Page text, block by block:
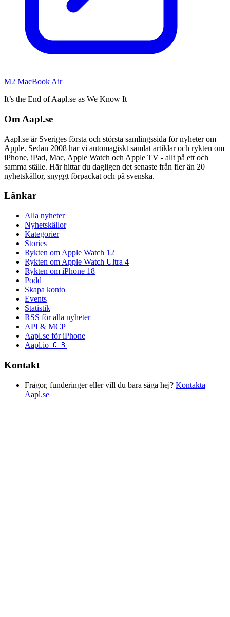
M2 MacBook Air
It’s the End of Aapl.se as We Know It
Om Aapl.se
Aapl.se är Sveriges första och största samlingssida för nyheter om
Apple. Sedan 2008 har vi automagiskt samlat artiklar och rykten om
iPhone, iPad, Mac, Apple Watch och Apple TV - allt på ett och
samma ställe. Här hittar du dagligen det senaste från fler än 20
nyhetskällor, snyggt förpackat och på svenska.
Länkar
Alla nyheter
Nyhetskällor
Kategorier
Stories
Rykten om Apple Watch 12
Rykten om Apple Watch Ultra 4
Rykten om iPhone 18
Podd
Skapa konto
Events
Statistik
RSS för alla nyheter
API & MCP
Aapl.se för iPhone
Aapl.io 🇬🇧
Kontakt
Frågor, funderinger eller vill du bara säga hej? Kontakta
Aapl.se